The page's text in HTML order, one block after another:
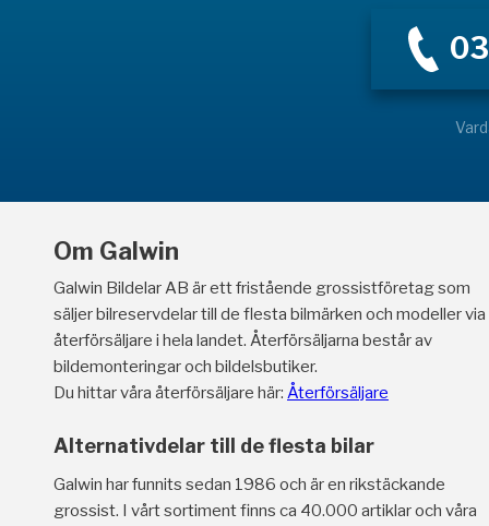
Om Galwin
Galwin Bildelar AB är ett fristående grossistföretag som
säljer bilreservdelar till de flesta bilmärken och modeller via
återförsäljare i hela landet. Återförsäljarna består av
bildemonteringar och bildelsbutiker.
Du hittar våra återförsäljare här: Återförsäljare
Alternativdelar till de flesta bilar
Galwin har funnits sedan 1986 och är en rikstäckande
grossist. I vårt sortiment finns ca 40.000 artiklar och våra